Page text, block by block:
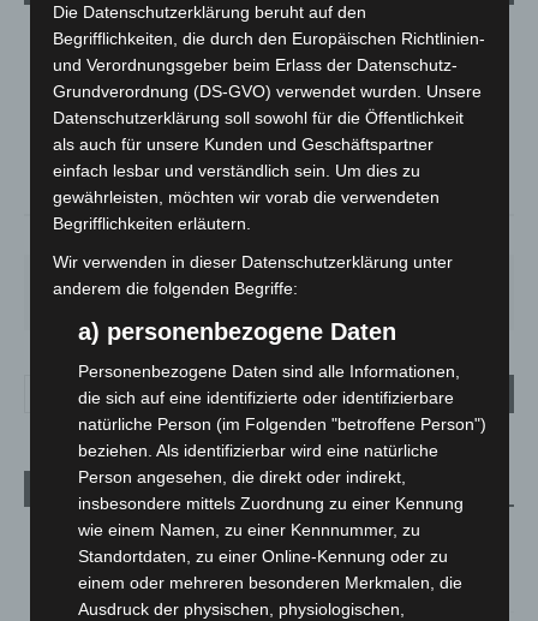
LANGENHAGEN
Überwiegend Bewölkt
21°C 21.7°
18.8 °
FR. SA.
26
SO.
32
Aktuelle Beiträge
Niedersachsen: Feuerwehrkräfte kehren nach
Waldbrandeinsatz aus Spanien zurück
7. August 2026
Die Datenschutzerklärung beruht auf den
Begrifflichkeiten, die durch den Europäischen Richtlinien-
und Verordnungsgeber beim Erlass der Datenschutz-
Grundverordnung (DS-GVO) verwendet wurden. Unsere
Datenschutzerklärung soll sowohl für die Öffentlichkeit
als auch für unsere Kunden und Geschäftspartner
einfach lesbar und verständlich sein. Um dies zu
gewährleisten, möchten wir vorab die verwendeten
Begrifflichkeiten erläutern.
Wir verwenden in dieser Datenschutzerklärung unter
anderem die folgenden Begriffe:
a) personenbezogene Daten
Personenbezogene Daten sind alle Informationen,
die sich auf eine identifizierte oder identifizierbare
natürliche Person (im Folgenden "betroffene Person")
beziehen. Als identifizierbar wird eine natürliche
Person angesehen, die direkt oder indirekt,
insbesondere mittels Zuordnung zu einer Kennung
wie einem Namen, zu einer Kennnummer, zu
Standortdaten, zu einer Online-Kennung oder zu
einem oder mehreren besonderen Merkmalen, die
Ausdruck der physischen, physiologischen,